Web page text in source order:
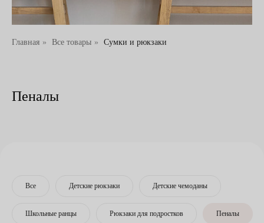
Главная » Все товары » Сумки и рюкзаки
Пеналы
Все Детские рюкзаки Детские чемоданы
Школьные ранцы Рюкзаки для подростков Пеналы